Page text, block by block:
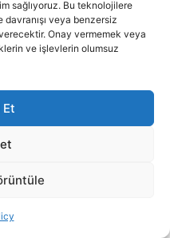
sağlıyoruz. Bu teknolojilere
veya benzersiz
Onay vermemek veya
ve işlevlerin olumsuz
Et